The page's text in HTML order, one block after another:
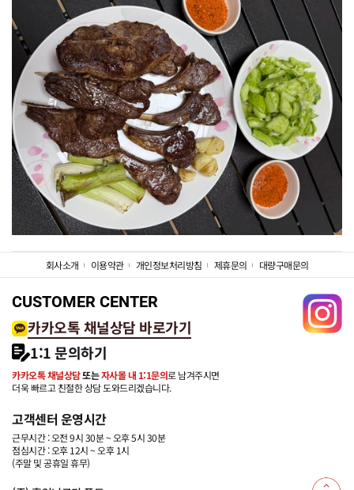
회사소개 이용약관 개인정보처리방침 제휴문의 대량구매문의
CUSTOMER CENTER
카카오톡 채널상담 바로가기
1:1 문의하기
카카오톡 채널상담또는자사몰 내 1:1문의로 남겨주시면
더욱 빠르고 친절한 상담 도와드리겠습니다.
고객센터 운영시간
근무시간 : 오전 9시 30분 ~ 오후 5시 30분
점심시간 : 오후 12시 ~ 오후 1시
(주말 및 공휴일 휴무)